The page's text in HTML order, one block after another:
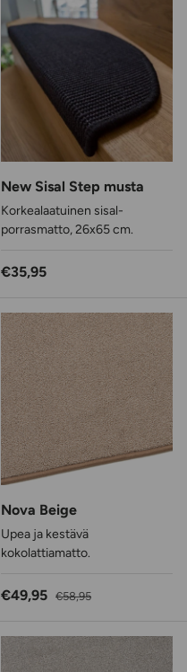
New Sisal Step musta
Korkealaatuinen sisal-
porrasmatto, 26x65 cm.
Normaalihinta
€35,95
Nova Beige
Upea ja kestävä
kokolattiamatto.
Alennushinta
€49,95 Normaalihinta
€58,95